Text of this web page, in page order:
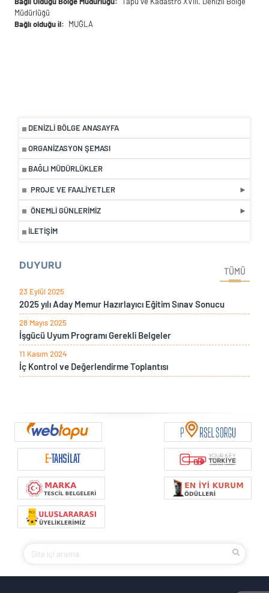
DENIZLI BÖLGE ANASAYFA
ORGANIZASYON ŞEMASI
BAĞLI MÜDÜRLÜKLER
PROJE VE FAALIYETLER
ÖNEMLI GÜNLERIMIZ
İLETIŞIM
DUYURU
TÜMÜ
23 Eylül 2025
2025 yılı Aday Memur Hazırlayıcı Eğitim Sınav Sonucu
28 Mayıs 2025
İşgücü Uyum Programı Gerekli Belgeler
11 Kasım 2024
İç Kontrol ve Değerlendirme Toplantısı
Müdürlüğü
Bağlı olduğu il
MUĞLA